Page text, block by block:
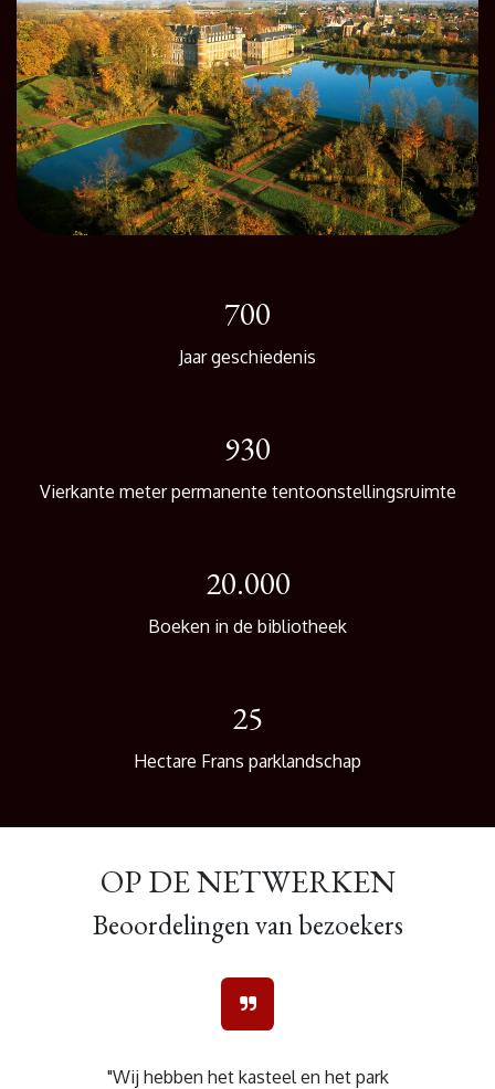
700
Jaar geschiedenis
930
Vierkante meter permanente tentoonstellingsruimte
20.000
Boeken in de bibliotheek
25
Hectare Frans parklandschap
OP DE NETWERKEN
Beoordelingen van bezoekers
"Wij hebben het kasteel en het park